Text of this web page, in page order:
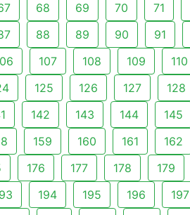
68 69 70 71
88 89 90 91
107 108 109 110
125 126 127 128
142 143 144 145
159 160 161 162
176 177 178 179
194 195 196 197